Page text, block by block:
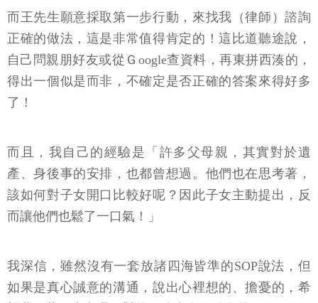
而王先生願意採取第一步行動，來找我（律師）諮詢
正確的做法，這是非常值得肯定的！這比道聽途說，
自己問親朋好友或從Ｇoogle查資料，再東拼西湊的，
得出一個似是而非，不確定是否正確的答案來得好多
了！
而且，我自己的經驗是「許多父母親，其實對於遺
產、身後事的安排，也都曾想過。他們也在思考著，
該如何對子女開口比較好呢？因此子女主動提出，反
而讓他們也鬆了一口氣！」
我深信，雖然沒有一套放諸四海皆準的SOP說法，但
如果是真心誠意的溝通，說出心裡想的、擔憂的，希